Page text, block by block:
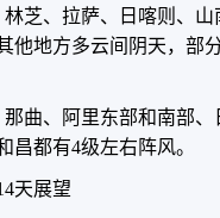
、拉萨、日喀则、山
他地方多云间阴天，部
、阿里东部和南部、
昌都有4级左右阵风。
天展望